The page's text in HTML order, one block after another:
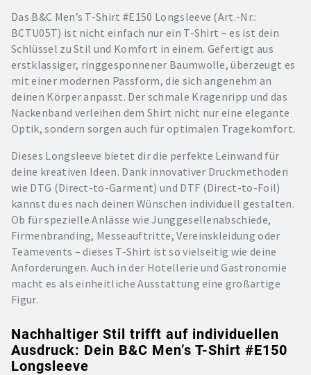
Das B&C Men’s T-Shirt #E150 Longsleeve (Art.-Nr.:
BCTU05T) ist nicht einfach nur ein T-Shirt – es ist dein
Schlüssel zu Stil und Komfort in einem. Gefertigt aus
erstklassiger, ringgesponnener Baumwolle, überzeugt es
mit einer modernen Passform, die sich angenehm an
deinen Körper anpasst. Der schmale Kragenripp und das
Nackenband verleihen dem Shirt nicht nur eine elegante
Optik, sondern sorgen auch für optimalen Tragekomfort.
Dieses Longsleeve bietet dir die perfekte Leinwand für
deine kreativen Ideen. Dank innovativer Druckmethoden
wie DTG (Direct-to-Garment) und DTF (Direct-to-Foil)
kannst du es nach deinen Wünschen individuell gestalten.
Ob für spezielle Anlässe wie Junggesellenabschiede,
Firmenbranding, Messeauftritte, Vereinskleidung oder
Teamevents – dieses T-Shirt ist so vielseitig wie deine
Anforderungen. Auch in der Hotellerie und Gastronomie
macht es als einheitliche Ausstattung eine großartige
Figur.
Nachhaltiger Stil trifft auf individuellen
Ausdruck: Dein B&C Men’s T-Shirt #E150
Longsleeve